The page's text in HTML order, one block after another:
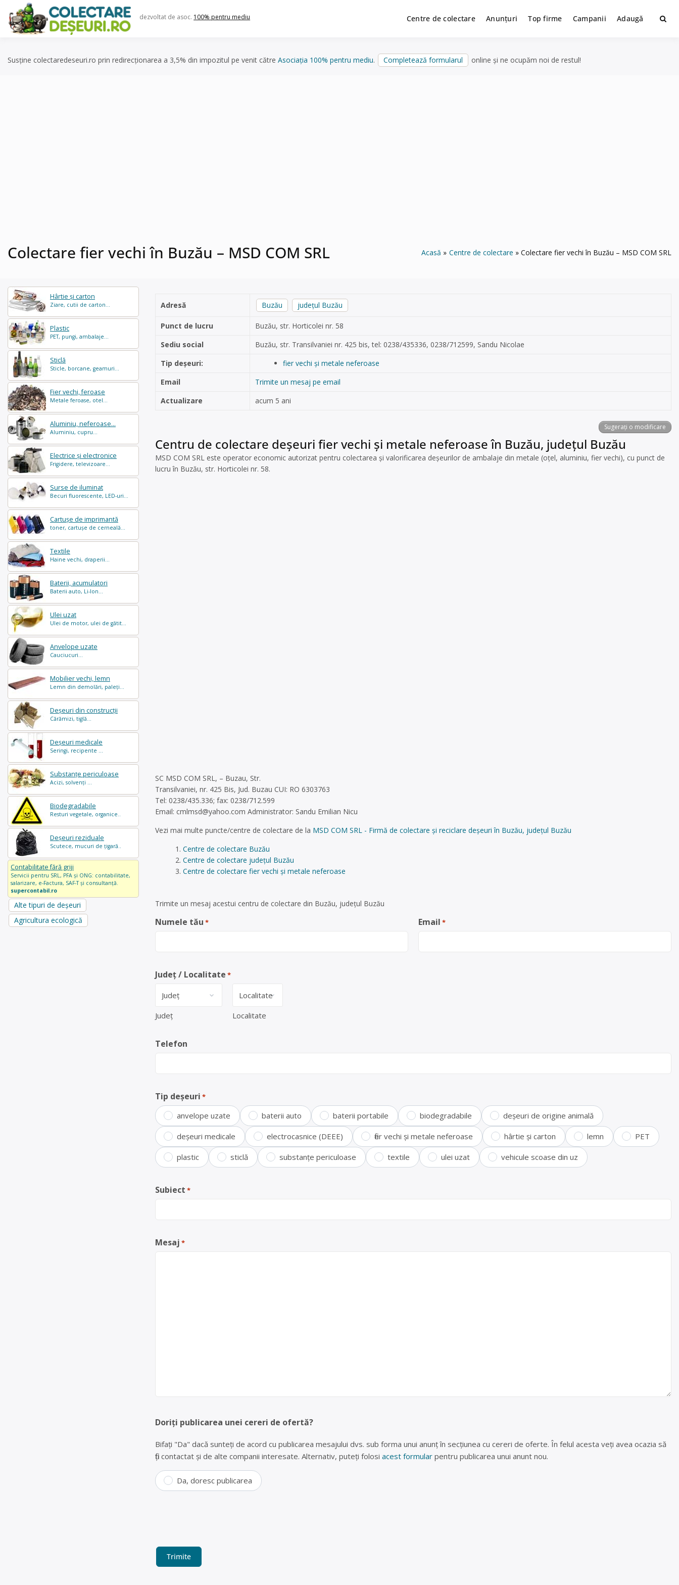
content
dezvoltat de asoc. 100% pentru mediu Centre de colectare Anunțuri Top firme Campanii Adaugă
Susține colectaredeseuri.ro prin redirecționarea a 3,5% din impozitul pe venit către Asociația 100% pentru mediu. Completează formularul online și ne ocupăm noi de restul!
Colectare fier vechi în Buzău – MSD COM SRL Acasă Centre de colectare Colectare fier vechi în Buzău – MSD COM SRL
Hârtie și carton
Ziare, cutii de carton...
Plastic
PET, pungi, ambalaje...
Sticlă
Sticle, borcane, geamuri...
Fier vechi, feroase
Metale feroase, otel...
Aluminiu, neferoase...
Aluminiu, cupru...
Electrice și electronice
Frigidere, televizoare...
Surse de iluminat
Becuri fluorescente, LED-uri...
Cartușe de imprimantă
toner, cartușe de cerneală...
Textile
Haine vechi, draperii...
Baterii, acumulatori
Baterii auto, Li-Ion...
Ulei uzat
Ulei de motor, ulei de gătit...
Anvelope uzate
Cauciucuri...
Mobilier vechi, lemn
Lemn din demolări, paleți...
Deșeuri din construcții
Cărămizi, tiglă...
Deșeuri medicale
Seringi, recipente ...
Substanțe periculoase
Acizi, solvenți ...
Biodegradabile
Resturi vegetale, organice..
Deșeuri reziduale
Scutece, mucuri de țigară..
Contabilitate fără griji
Servicii pentru SRL, PFA și ONG: contabilitate,
salarizare, e-Factura, SAF-T și consultanță.
supercontabil.ro
Alte tipuri de deșeuri
Agricultura ecologică
Adresă Buzău județul Buzău
Punct de lucru
Buzău, str. Horticolei nr. 58
Sediu social
Buzău, str. Transilvaniei nr. 425 bis, tel: 0238/435336, 0238/712599, Sandu Nicolae
Tip deșeuri:
fier vechi și metale neferoase
Email
Trimite un mesaj pe email
Actualizare
acum 5 ani
Sugerați o modificare
Centru de colectare deșeuri fier vechi și metale neferoase în Buzău, județul Buzău
MSD COM SRL este operator economic autorizat pentru colectarea și valorificarea deșeurilor de ambalaje din metale (oțel, aluminiu, fier vechi), cu punct de
lucru în Buzău, str. Horticolei nr. 58.
SC MSD COM SRL, – Buzau, Str.
Transilvaniei, nr. 425 Bis, Jud. Buzau CUI: RO 6303763
Tel: 0238/435.336; fax: 0238/712.599
Email: cmlmsd@yahoo.com Administrator: Sandu Emilian Nicu
Vezi mai multe puncte/centre de colectare de la MSD COM SRL - Firmă de colectare și reciclare deșeuri în Buzău, județul Buzău
Centre de colectare Buzău
Centre de colectare județul Buzău
Centre de colectare fier vechi și metale neferoase
Trimite un mesaj acestui centru de colectare din Buzău, județul Buzău
Numele tău * Email *
Județ / Localitate *
Județ Localitate
Telefon
Tip deșeuri *
anvelope uzate baterii auto baterii portabile biodegradabile deșeuri de origine animală
deșeuri medicale electrocasnice (DEEE) fier vechi și metale neferoase hârtie și carton lemn PET
plastic sticlă substanțe periculoase textile ulei uzat vehicule scoase din uz
Subiect *
Mesaj *
Doriți publicarea unei cereri de ofertă?
Bifați "Da" dacă sunteți de acord cu publicarea mesajului dvs. sub forma unui anunț în secțiunea cu cereri de oferte. În felul acesta veți avea ocazia să
fiți contactat și de alte companii interesate. Alternativ, puteți folosi acest formular pentru publicarea unui anunt nou.
Da, doresc publicarea